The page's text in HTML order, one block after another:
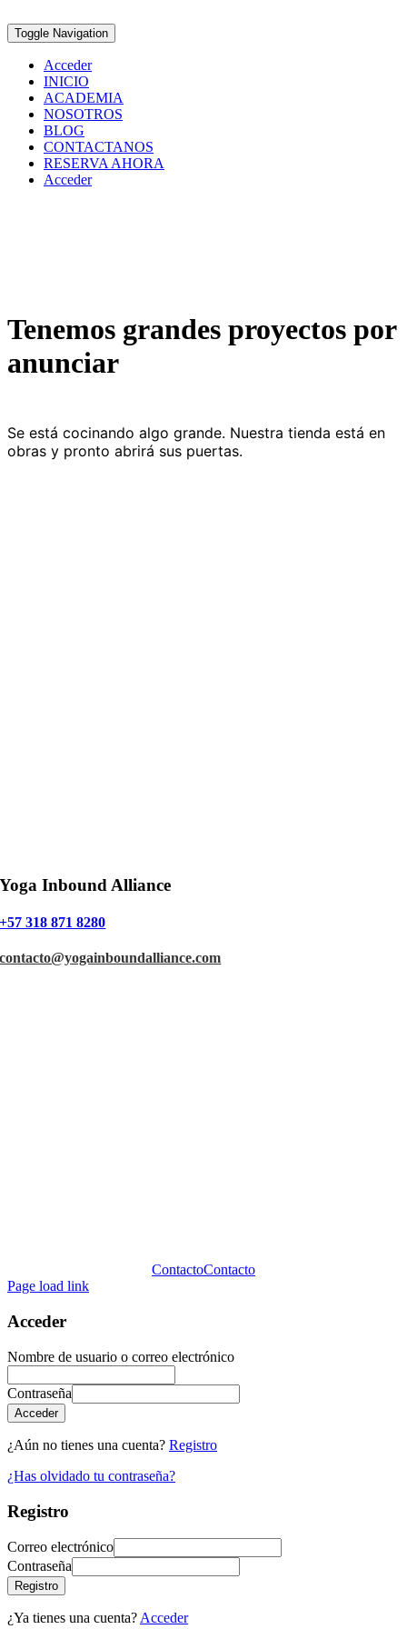
al
contenido
Toggle Navigation
Acceder
INICIO
ACADEMIA
NOSOTROS
BLOG
CONTACTANOS
RESERVA AHORA
Acceder
Tenemos grandes proyectos por
anunciar
Se está cocinando algo grande. Nuestra tienda está en
obras y pronto abrirá sus puertas.
Yoga Inbound Alliance
+57 318 871 8280
contacto@yogainboundalliance.com
ContactoContacto
Page load link
Acceder
Nombre de usuario o correo electrónico
Contraseña
Acceder
¿Aún no tienes una cuenta? Registro
¿Has olvidado tu contraseña?
Registro
Correo electrónico
Contraseña
Registro
¿Ya tienes una cuenta? Acceder